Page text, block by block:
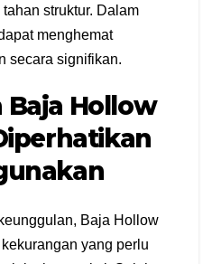
struktur. Dalam
menghemat
secara signifikan.
Hollow
Baja Hollow
yang perlu